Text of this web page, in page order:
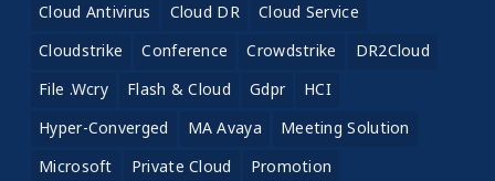
Cloud Antivirus
Cloud DR
Cloud Service
Cloudstrike
Conference Crowdstrike
DR2Cloud
File .wcry
Flash & Cloud Gdpr
HCI
Hyper-Converged
MA Avaya
Meeting Solution
Microsoft
Private Cloud
Promotion